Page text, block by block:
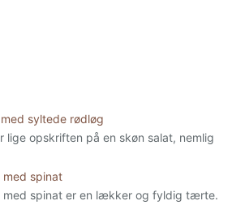
syltede rødløg
lige opskriften på en skøn salat, nemlig
spinat
spinat er en lækker og fyldig tærte.